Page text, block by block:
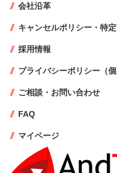
会社沿革
キャンセルポリシー・特
採用情報
プライバシーポリシー（
ご相談・お問い合わせ
FAQ
マイページ